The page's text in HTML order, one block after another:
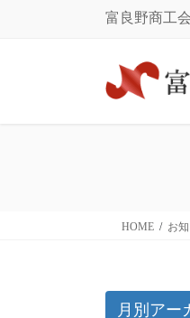
富良野商工
HOME お
月別アー